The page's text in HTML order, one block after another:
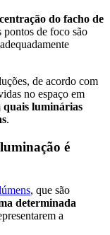
do facho de
de foco são
de acordo com
no espaço em
quais luminárias
.
é
, que são
determinada
a